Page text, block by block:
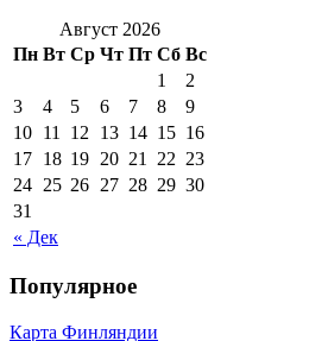
Август 2026
Пн Вт Ср Чт Пт Сб Вс
« Дек
1
2
3
4 5 6 7 8
9
10 11 12 13 14 15 16
17 18 19 20 21 22 23
24 25 26 27 28 29 30
31
Популярное
Карта Финляндии